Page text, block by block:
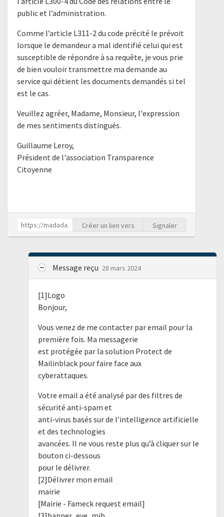
public et l’administration.
Comme l’article L311-2 du code précité le prévoit
lorsque le demandeur a mal identifié celui qui est
susceptible de répondre à sa requête, je vous prie
de bien vouloir transmettre ma demande au
service qui détient les documents demandés si tel
est le cas.
Veuillez agréer, Madame, Monsieur, l'expression
de mes sentiments distingués.
Guillaume Leroy,
Président de l'association Transparence
Citoyenne
Créer un lien vers Signaler
Message reçu 28 mars 2024
[1]Logo
Bonjour,
Vous venez de me contacter par email pour la
première fois. Ma messagerie
est protégée par la solution Protect de
Mailinblack pour faire face aux
cyberattaques.
Votre email a été analysé par des filtres de
sécurité anti-spam et
anti-virus basés sur de l’intelligence artificielle
et des technologies
avancées. Il ne vous reste plus qu’à cliquer sur le
bouton ci-dessous
pour le délivrer.
[2]Délivrer mon email
mairie
[Mairie - Fameck request email]